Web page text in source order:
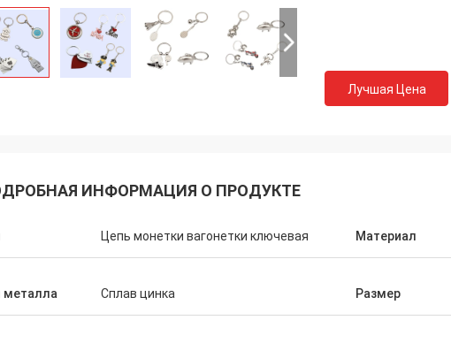
Лучшая Цена
ИНФОРМАЦИЯ О ПРОДУКТЕ
Цепь монетки вагонетки ключевая Материал
металла Сплав цинка Размер